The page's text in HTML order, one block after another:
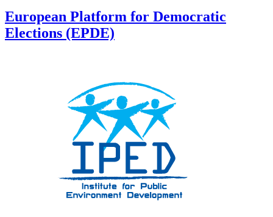
European Platform for Democratic
Elections (EPDE)